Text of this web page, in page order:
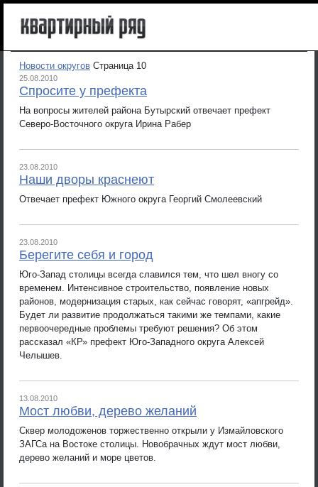
Новости округов Страница 10
25.08.2010
Спросите у префекта
На вопросы жителей района Бутырский отвечает префект
Северо-Восточного округа Ирина Рабер
23.08.2010
Наши дворы краснеют
Отвечает префект Южного округа Георгий Смолеевский
23.08.2010
Берегите себя и город
Юго-Запад столицы всегда славился тем, что шел вногу со
временем. Интенсивное строительство, появление новых
районов, модернизация старых, как сейчас говорят, «апгрейд».
Будет ли развитие продолжаться такими же темпами, какие
первоочередные проблемы требуют решения? Об этом
рассказал «КР» префект Юго-Западного округа Алексей
Челышев.
13.08.2010
Мост любви, дерево желаний
Сквер молодоженов торжественно открыли у Измайловского
ЗАГСа на Востоке столицы. Новобрачных ждут мост любви,
дерево желаний и море цветов.